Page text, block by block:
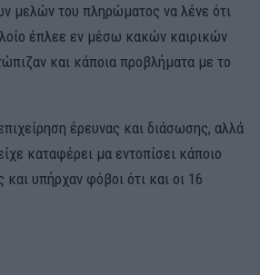
μελών του πληρώματος να λένε ότι
έπλεε εν μέσω κακών καιρικών
και κάποια προβλήματα με το
έρευνας και διάσωσης, αλλά
καταφέρει μα εντοπίσει κάποιο
υπήρχαν φόβοι ότι και οι 16